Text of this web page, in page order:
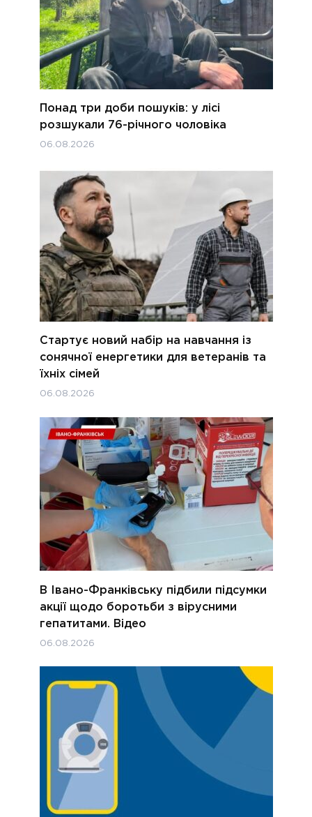
Понад три доби пошуків: у лісі
розшукали 76-річного чоловіка
06.08.2026
Стартує новий набір на навчання із
сонячної енергетики для ветеранів та
їхніх сімей
06.08.2026
В Івано-Франківську підбили підсумки
акції щодо боротьби з вірусними
гепатитами. Відео
06.08.2026